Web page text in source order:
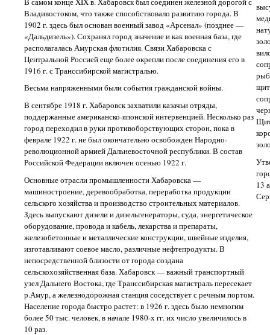
Владивостоком, что также способствовало развитию города. В
1902 г. здесь был основан военный завод «Арсенал» (позднее —
«Дальдизель»). Сохранял город значение и как военная база, где
располагалась Амурская флотилия. Связи Хабаровска с
Центральной Россией еще более окрепли после соединения его в
1916 г. с Транссибирской магистралью.
Весьма напряженными были события гражданской войны.
В сентябре 1918 г. Хабаровск захватили казачьи отряды,
поддержанные американско-японской интервенцией. Несколько раз
город переходил в руки противоборствующих сторон, пока в
феврале 1922 г. не был окончательно освобожден Народно-
революционной армией Дальневосточной республики. В состав
Российской Федерации включен осенью 1922 г.
Основные отрасли промышленности Хабаровска —
машиностроение, деревообработка, переработка продукции
сельского хозяйства и производство строительных материалов.
Здесь выпускают дизели и дизельгенераторы, суда, энергетическое
оборудование, провода и кабель, лекарства и препараты,
железобетонные и металлические конструкции, швейные изделия,
изготавливают соевое масло, различные нефтепродукты. В
непосредственной близости от города создана
сельскохозяйственная база. Хабаровск — важный транспортный
узел Дальнего Востока, где Транссибирская магистраль пересекает
р.Амур, а железнодорожная станция соседствует с речным портом.
Население города быстро растет: в 1926 г. здесь было немногим
более 50 тыс. человек, в начале 1980-х гг. их число увеличилось в
10 раз.
13